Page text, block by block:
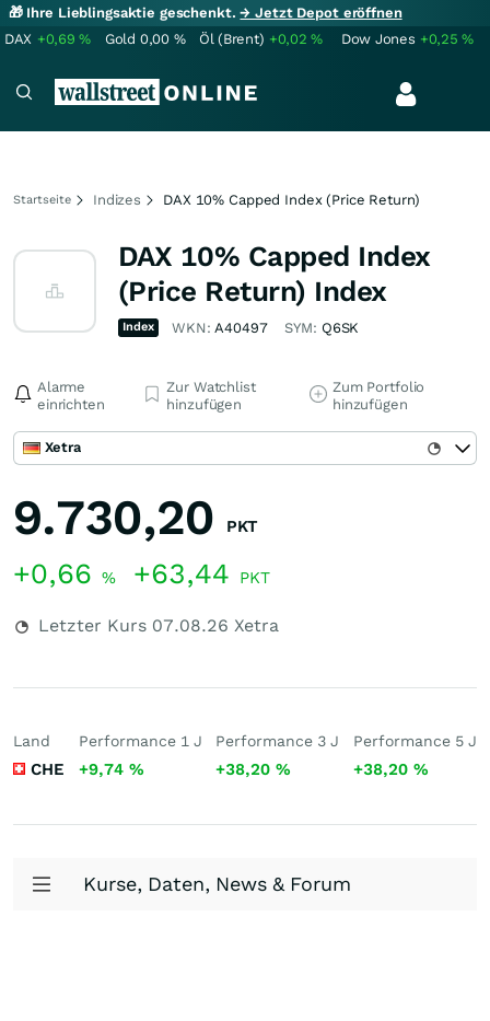
🎁 Ihre Lieblingsaktie geschenkt.→ Jetzt Depot eröffnen
DAX +0,69% Gold 0,00 % Öl (Brent) +0,02% Dow Jones +0,25%
Startseite Indizes DAX 10% Capped Index (Price Return)
DAX 10% Capped Index
(Price Return) Index
Index WKN:A40497 SYM: Q6SK
Alarme
einrichten
Zur Watchlist
hinzufügen
Zum Portfolio
hinzufügen
Xetra
9.730,20 PKT
+0,66 % +63,44 PKT
Letzter Kurs 07.08.26 Xetra
Land
CHE
Performance 1 J
+9,74 %
Performance 3 J
+38,20%
Performance 5 J
+38,20 %
Kurse, Daten, News & Forum